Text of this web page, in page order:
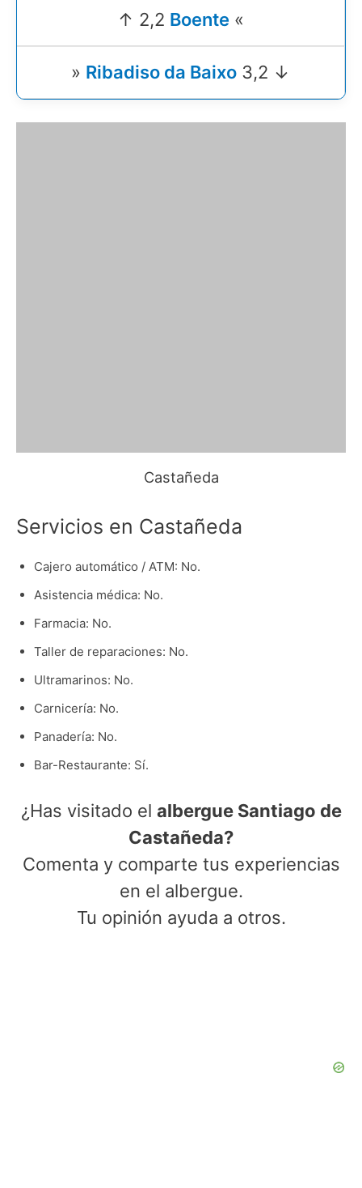
↑ 2,2 Boente «
» Ribadiso da Baixo 3,2 ↓
Castañeda
Servicios en Castañeda
Cajero automático / ATM: No.
Asistencia médica: No.
Farmacia: No.
Taller de reparaciones: No.
Ultramarinos: No.
Carnicería: No.
Panadería: No.
Bar-Restaurante: Sí.
¿Has visitado el albergue Santiago de
Castañeda?
Comenta y comparte tus experiencias
en el albergue.
Tu opinión ayuda a otros.